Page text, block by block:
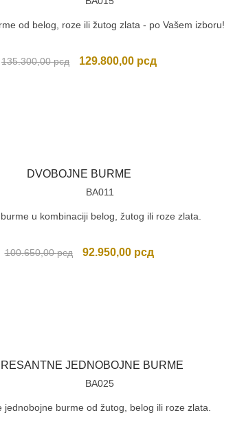
od belog, roze ili žutog zlata - po Vašem izboru!
135.300,00рсд
Originalna
129.800,00 рсд
DVOBOJNE BURME
BA011
u kombinaciji belog, žutog ili roze zlata.
100.650,00рсд
Originalna
92.950,00 рсдTrenutna
JEDNOBOJNE BURME
BA025
jednobojne burme od žutog, belog ili roze zlata.